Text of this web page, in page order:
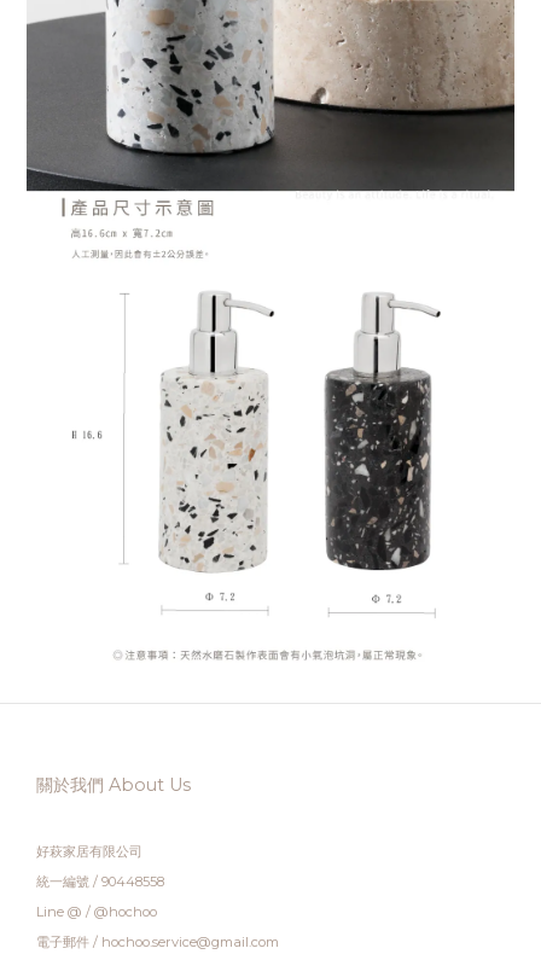
關於我們 About Us
好萩家居有限公司
統一編號 / 90448558
Line @ / @hochoo
電子郵件 / hochoo.service@gmail.com